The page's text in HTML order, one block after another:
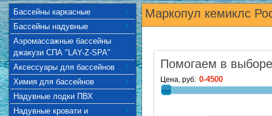
Бассейны каркасные
Бассейны надувные
Аэромассажные бассейны
джакузи СПА "LAY-Z-SPA"
Аксессуары для бассейнов
Химия для бассейнов
Надувные лодки ПВХ
Надувные кровати и
Маркопул кемиклс
Помогаем в выборе
Цена, руб: